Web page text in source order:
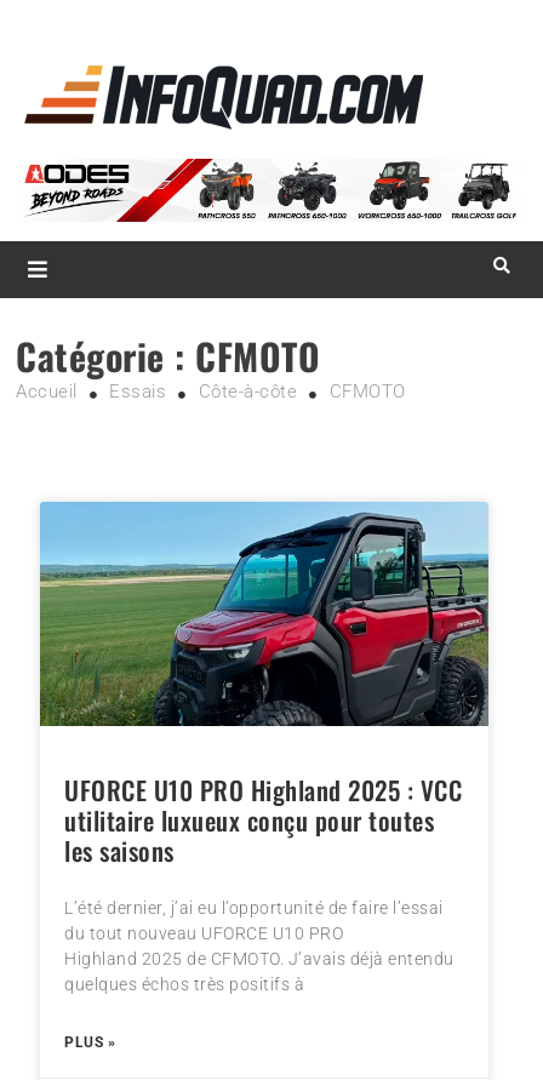
Magazine InfoQuad.com
Catégorie : CFMOTO
Accueil Essais Côte-à-côte CFMOTO
UFORCE U10 PRO Highland 2025 : VCC
utilitaire luxueux conçu pour toutes
les saisons
L’été dernier, j’ai eu l’opportunité de faire l’essai
du tout nouveau UFORCE U10 PRO
Highland 2025 de CFMOTO. J’avais déjà entendu
quelques échos très positifs à
PLUS »